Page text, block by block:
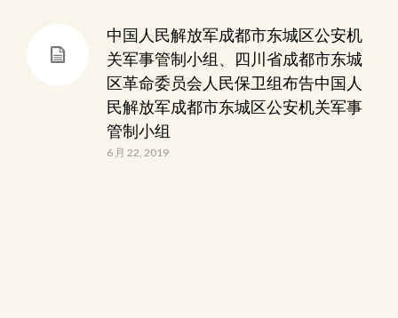
中国人民解放军成都市东城区公安机
关军事管制小组、四川省成都市东城
区革命委员会人民保卫组布告中国人
民解放军成都市东城区公安机关军事
管制小组
6 月 22, 2019